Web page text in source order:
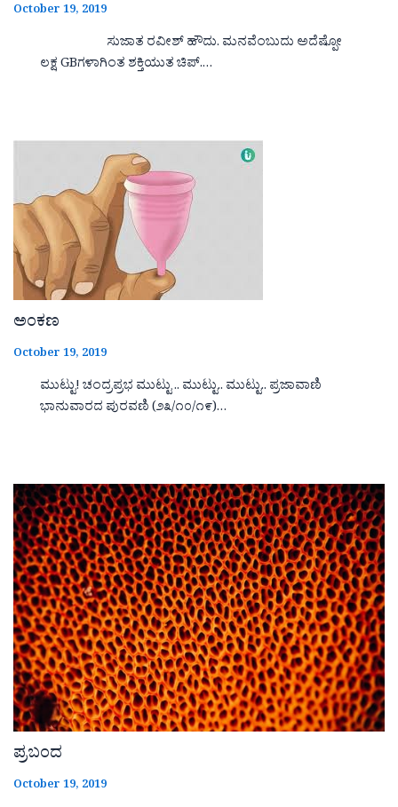
October 19, 2019
ಸುಜಾತ ರವೀಶ್ ಹೌದು. ಮನವೆಂಬುದು ಅದೆಷ್ಪೋ
ಲಕ್ಷ GBಗಳಾಗಿಂತ ಶಕ್ತಿಯುತ ಚಿಪ್.…
ಅಂಕಣ
October 19, 2019
ಮುಟ್ಟು! ಚಂದ್ರಪ್ರಭ ಮುಟ್ಟು .. ಮುಟ್ಟು.. ಮುಟ್ಟು.. ಪ್ರಜಾವಾಣಿ
ಭಾನುವಾರದ ಪುರವಣಿ (೨೩/೧೦/೧೯)…
ಪ್ರಬಂದ
October 19, 2019